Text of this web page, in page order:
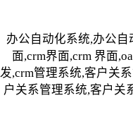
办公自动化系统,办公自
面,crm界面,crm 界面
发,crm管理系统,客户关
户关系管理系统,客户关